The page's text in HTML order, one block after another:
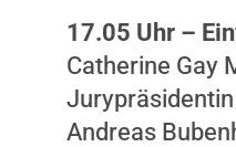
17.05 Uhr –
Catherine Gay
Jurypräsidentin
Andreas